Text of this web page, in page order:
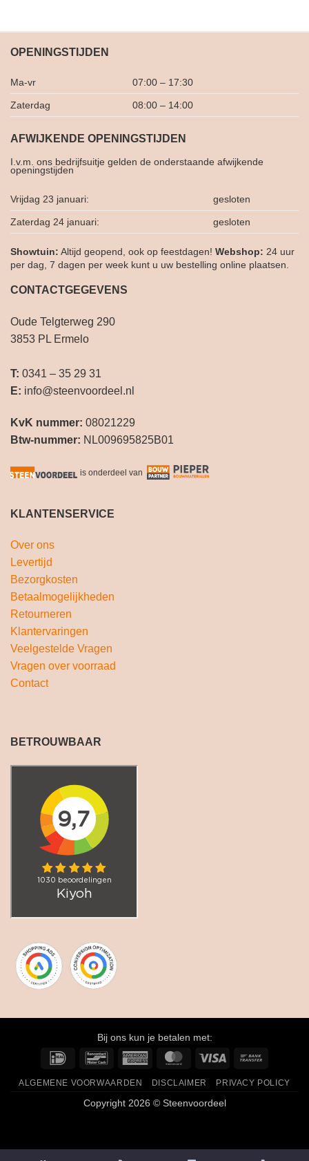
OPENINGSTIJDEN
Ma-vr 07:00 – 17:30
Zaterdag 08:00 – 14:00
AFWIJKENDE OPENINGSTIJDEN
I.v.m. ons bedrijfsuitje gelden de onderstaande afwijkende
openingstijden
Vrijdag 23 januari: gesloten
Zaterdag 24 januari: gesloten
Showtuin: Altijd geopend, ook op feestdagen! Webshop: 24 uur
per dag, 7 dagen per week kunt u uw bestelling online plaatsen.
CONTACTGEGEVENS
Oude Telgterweg 290
3853 PL Ermelo
T: 0341 – 35 29 31
E: info@steenvoordeel.nl
KvK nummer: 08021229
Btw-nummer: NL009695825B01
is onderdeel van
KLANTENSERVICE
Over ons
Levertijd
Bezorgkosten
Betaalmogelijkheden
Retourneren
Klantervaringen
Veelgestelde Vragen
Vragen over voorraad
Contact
BETROUWBAAR
Bij ons kun je betalen met:
IDeal
BancontactAmerican
MasterCardVisa
ALGEMENE VOORWAARDEN DISCLAIMER PRIVACY POLICY
Copyright 2026 © Steenvoordeel